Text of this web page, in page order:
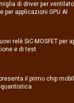
di driver per
applicazioni GPU AI
relè SiC-MOSFET per
e di test
il primo chip